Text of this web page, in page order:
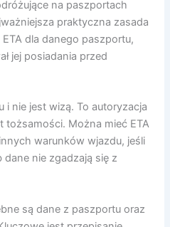
na paszportach
praktyczna zasada
dla danego paszportu,
jej posiadania przed
i nie jest wizą. To autoryzacja
tożsamości. Można mieć ETA
warunków wjazdu, jeśli
nie zgadzają się z
są dane z paszportu oraz